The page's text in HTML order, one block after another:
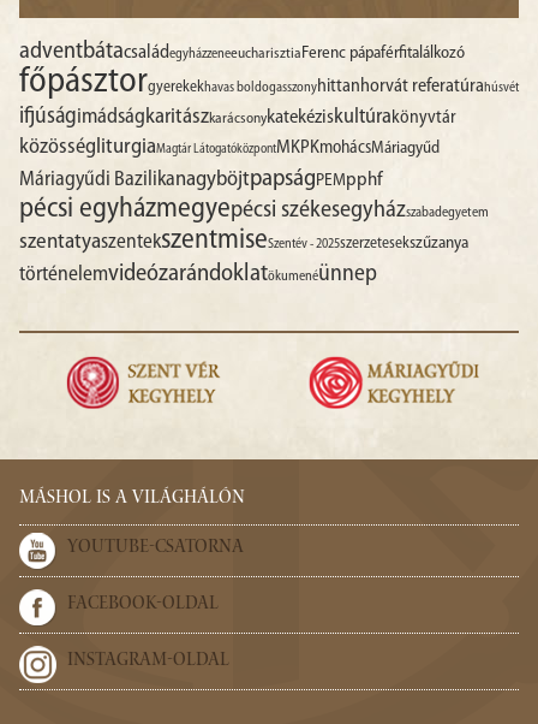
adventbátacsaládegyházzeneeucharisztiaFerenc pápaférfitalálkozó
főpásztorgyerekekhavas boldogasszonyhittanhorvát referatúrahúsvét
ifjúságimádságkaritászkarácsonykatekéziskultúrakönyvtár
közösségliturgiaMagtár LátogatóközpontMKPKmohácsMáriagyűd
Máriagyűdi BazilikanagyböjtpapságPEMpphf
pécsi egyházmegyepécsi székesegyházszabadegyetem
szentatyaszentekszentmiseSzentév - 2025szerzetesekszűzanya
történelemvideózarándoklatökumenéünnep
MÁSHOL IS A VILÁGHÁLÓN
YOUTUBE-CSATORNA
FACEBOOK-OLDAL
INSTAGRAM-OLDAL